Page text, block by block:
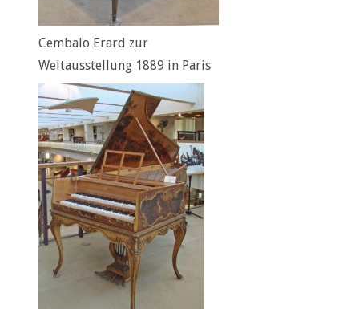
Cembalo Erard zur
Weltausstellung 1889 in Paris